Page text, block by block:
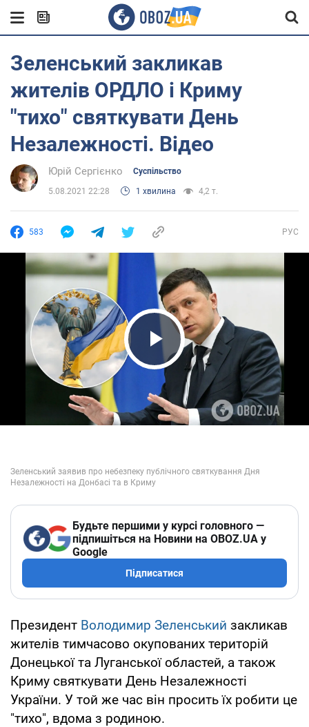
Зеленський закликав
жителів ОРДЛО і Криму
"тихо" святкувати День
Незалежності. Відео
Юрій Сергієнко Суспільство
5.08.2021 22:28 1 хвилина 4,2 т.
583 РУС
Play Video
Будьте першими у курсі головного —
підпишіться на Новини на OBOZ.UA у
Google
Підписатися
Президент Володимир Зеленський закликав
жителів тимчасово окупованих територій
Донецької та Луганської областей, а також
Криму святкувати День Незалежності
України. У той же час він просить їх робити це
"тихо", вдома з родиною.